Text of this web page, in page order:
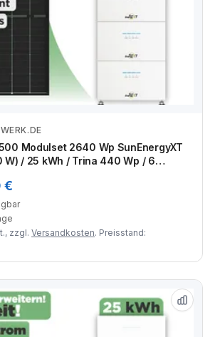
Zum Angebot
Modulset 2640 Wp SunEnergyXT
/ 25 kWh / Trina 440 Wp / 6
€
zzgl. Versandkosten. Preisstand: